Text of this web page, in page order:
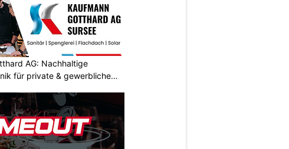
AG: Nachhaltige
für private & gewerbliche